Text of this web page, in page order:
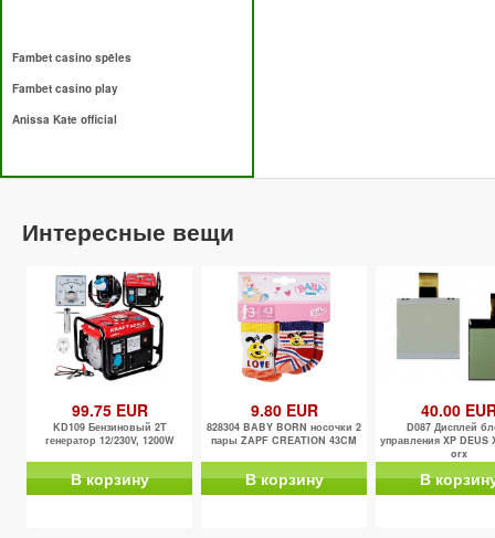
Fambet casino spēles
Fambet casino play
Anissa Kate official
Интересные вещи
99.75 EUR
KD109 Бензиновый 2T
генератор 12/230V, 1200W
В корзину
9.80 EUR
828304 BABY BORN носочки 2
пары ZAPF CREATION 43CM
В корзину
40.00
D087 Дисплей
управления XP DEUS
orx
В